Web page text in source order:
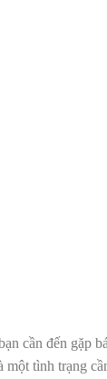
cần đến gặp
tình trạng